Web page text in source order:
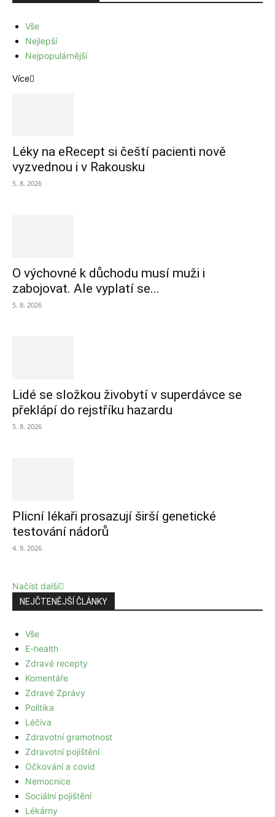
Vše
Nejlepší
Nejpopulárnější
Více
Léky na eRecept si čeští pacienti nově
vyzvednou i v Rakousku
5. 8. 2026
O výchovné k důchodu musí muži i
zabojovat. Ale vyplatí se...
5. 8. 2026
Lidé se složkou živobytí v superdávce se
překlápí do rejstříku hazardu
5. 8. 2026
Plicní lékaři prosazují širší genetické
testování nádorů
4. 8. 2026
Načíst další
NEJČTENĚJŠÍ ČLÁNKY
Vše
E-health
Zdravé recepty
Komentáře
Zdravé Zprávy
Politika
Léčiva
Zdravotní gramotnost
Zdravotní pojištění
Očkování a covid
Nemocnice
Sociální pojištění
Lékárny